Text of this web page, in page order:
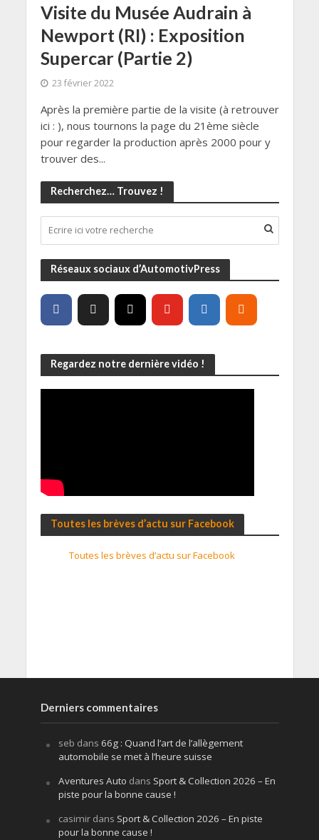
Visite du Musée Audrain à
Newport (RI) : Exposition
Supercar (Partie 2)
23 février 2022
Après la première partie de la visite (à retrouver
ici : ), nous tournons la page du 21ème siècle
pour regarder la production après 2000 pour y
trouver des...
Recherchez… Trouvez !
Réseaux sociaux d’AutomotivPress
Regardez notre dernière vidéo !
Toutes les brèves d’actu sur Facebook
Toutes les brèves d’actu sur Facebook
Derniers commentaires
seb dans 66g : Quand l’art de l’allègement
automobile se met à l’heure suisse
Aventures Auto dans Sport & Collection 2026 – En
piste pour la bonne cause !
casimirdans Sport & Collection 2026 – En piste
pour la bonne cause !